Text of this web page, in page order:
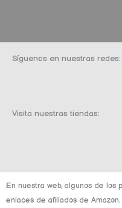
Síguenos en nuestras redes:
Visita nuestras tiendas:
En nuestra web, algunos de los
enlaces de afiliados de